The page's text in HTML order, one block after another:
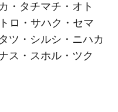
・タチマチ・オト
ロ・サハク・セマ
ツ・シルシ・ニハカ
ス・スホル・ツク